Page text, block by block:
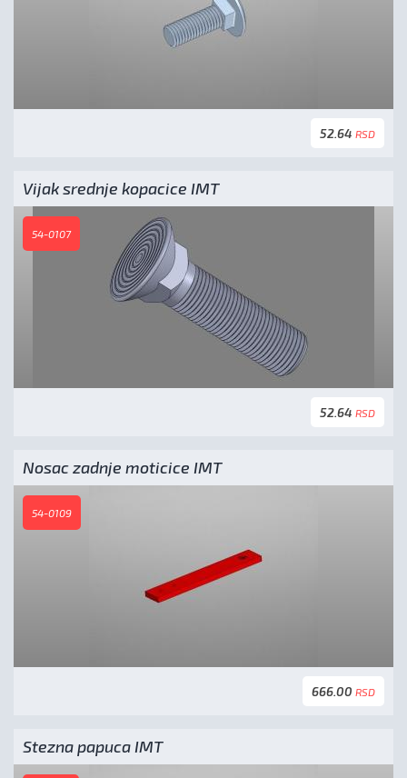
52.64 RSD
Vijak srednje kopacice IMT
54-0107
52.64 RSD
Nosac zadnje moticice IMT
54-0109
666.00 RSD
Stezna papuca IMT